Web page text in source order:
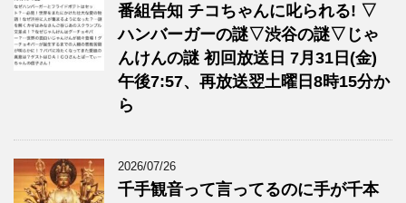
番組告知 チコちゃんに叱られる! ▽
ハンバーガーの謎▽渋谷の謎▽じゃ
んけんの謎 初回放送日 7月31日(金)
午後7:57、再放送翌土曜日8時15分か
ら
2026/07/26
千手観音って言ってるのに手が千本